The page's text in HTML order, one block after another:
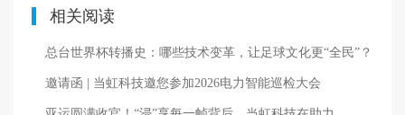
相关阅读
总台世界杯转播史：哪些技术变革，让足球文化更“全民”？
邀请函 | 当虹科技邀您参加2026电力智能巡检大会